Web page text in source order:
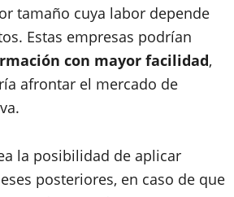
tamaño cuya labor depende
Estas empresas podrían
con mayor facilidad,
afrontar el mercado de
la posibilidad de aplicar
posteriores, en caso de que